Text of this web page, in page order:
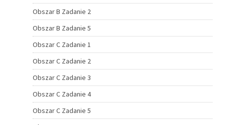
Obszar B Zadanie 2
Obszar B Zadanie 5
Obszar C Zadanie 1
Obszar C Zadanie 2
Obszar C Zadanie 3
Obszar C Zadanie 4
Obszar C Zadanie 5